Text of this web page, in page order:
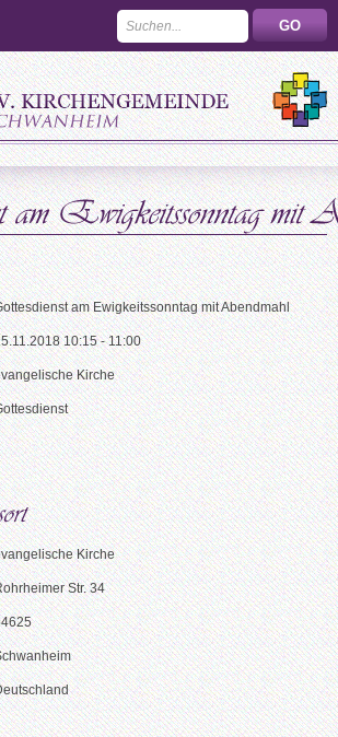
am Ewigkeitssonntag mit Abendmahl
10:15 - 11:00
Kirche
Kirche
Str. 34